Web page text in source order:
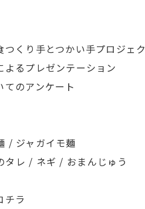
つくり手とつかい手プロジェ
よるプレゼンテーション
てのアンケート
/ ジャガイモ麺
タレ / ネギ / おまんじゅ
チラ